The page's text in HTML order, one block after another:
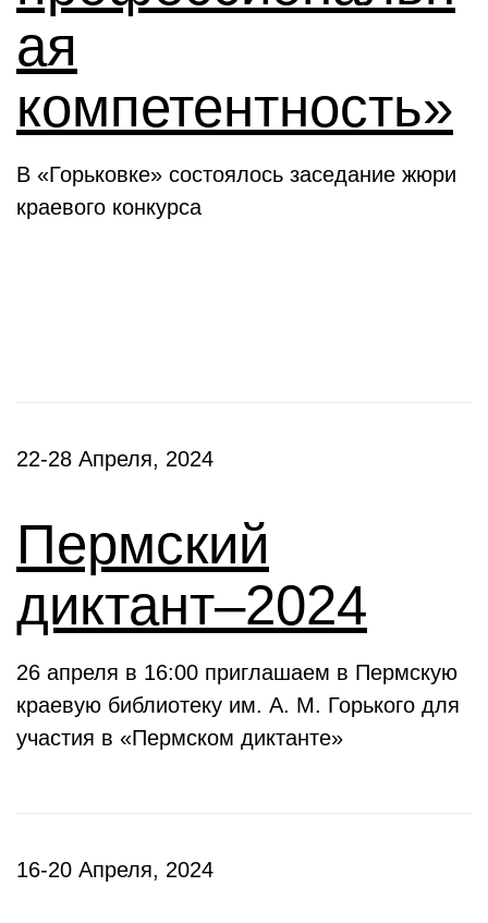
ая
компетентность»
В «Горьковке» состоялось заседание жюри
краевого конкурса
22-28 Апреля, 2024
Пермский
диктант–2024
26 апреля в 16:00 приглашаем в Пермскую
краевую библиотеку им. А. М. Горького для
участия в «Пермском диктанте»
16-20 Апреля, 2024